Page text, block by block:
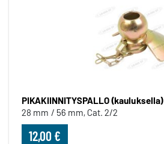
PIKAKIINNITYSPALLO (kauluksella)
28 mm / 56 mm, Cat. 2/2
12,00 €